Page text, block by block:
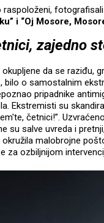
i “Oj Mosore,
zajedno
da se raziđu,
bilo o samostalnim
pripadnike
Ekstremisti su
četnici!”.
su salve uvreda i
malobrojne
za ozbiljnijom